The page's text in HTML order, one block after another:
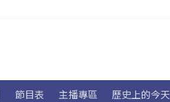
節目表 主播專區 歷史上的今天